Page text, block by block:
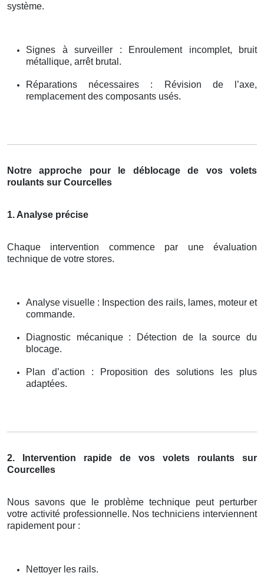
système.
Signes à surveiller : Enroulement incomplet, bruit
métallique, arrêt brutal.
Réparations nécessaires : Révision de l’axe,
remplacement des composants usés.
Notre approche pour le déblocage de vos volets
roulants sur Courcelles
1. Analyse précise
Chaque intervention commence par une évaluation
technique de votre stores.
Analyse visuelle : Inspection des rails, lames, moteur et
commande.
Diagnostic mécanique : Détection de la source du
blocage.
Plan d’action : Proposition des solutions les plus
adaptées.
2. Intervention rapide de vos volets roulants sur
Courcelles
Nous savons que le problème technique peut perturber
votre activité professionnelle. Nos techniciens interviennent
rapidement pour :
Nettoyer les rails.